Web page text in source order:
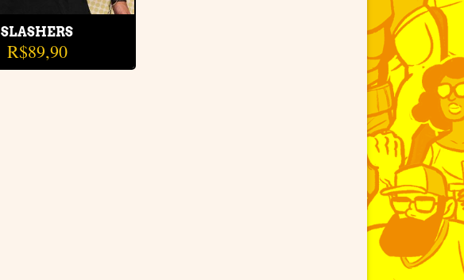
SLASHERS
R$89,90